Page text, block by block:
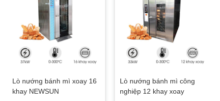
Lò nướng bánh mì xoay 16
khay NEWSUN
Lò nướng bánh mì công
nghiệp 12 khay xoay